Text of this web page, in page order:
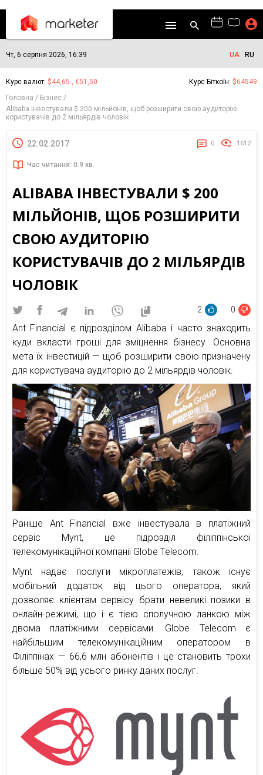
Чт, 6 серпня 2026, 16:39 UA RU
Курс валют: $44,65 , €51,50 Курс Біткоїн: $64549
Головна
Бізнес
Alibaba інвестували $ 200 мільйонів, щоб розширити свою аудиторію
користувачів до 2 мільярдів чоловік
22.02.2017 0 1612
Час читання: 0.9 хв.
ALIBABA ІНВЕСТУВАЛИ $ 200
МІЛЬЙОНІВ, ЩОБ РОЗШИРИТИ
СВОЮ АУДИТОРІЮ
КОРИСТУВАЧІВ ДО 2 МІЛЬЯРДІВ
ЧОЛОВІК
2 0
Ant Financial є підрозділом Alibaba і часто знаходить
куди вкласти гроші для зміцнення бізнесу. Основна
мета їх інвестицій — щоб розширити свою призначену
для користувача аудиторію до 2 мільярдів чоловік.
Раніше Ant Financial вже інвестувала в платіжний
сервіс Mynt, це підрозділ філіппінської
телекомунікаційної компанії Globe Telecom.
Mynt надає послуги мікроплатежів, також існує
мобільний додаток від цього оператора, який
дозволяє клієнтам сервісу брати невеликі позики в
онлайн-режимі, що і є тією сполучною ланкою між
двома платіжними сервісами. Globe Telecom є
найбільшим телекомунікаційним оператором в
Філіппінах — 66,6 млн абонентів і це становить трохи
більше 50% від усього ринку даних послуг.